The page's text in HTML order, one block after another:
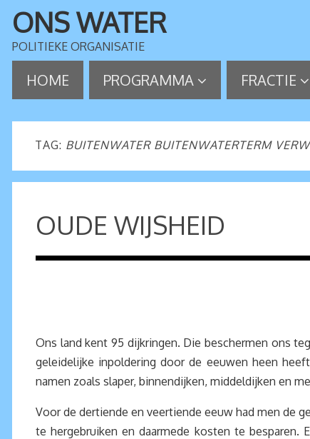
ONS WATER
POLITIEKE ORGANISATIE
HOME PROGRAMMA FRACTIE
TAG: BUITENWATER BUITENWATERTERM
OUDE WIJSHEID
Ons land kent 95 dijkringen. Die beschermen ons
geleidelijke inpoldering door de eeuwen heen
namen zoals slaper, binnendijken, middeldijken en
Voor de dertiende en veertiende eeuw had men de
te hergebruiken en daarmede kosten te